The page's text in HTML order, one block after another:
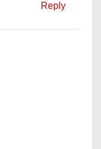
Reply